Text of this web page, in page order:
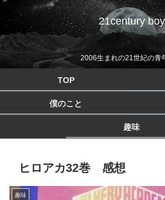
21century boy
2006生まれの21世紀の青
TOP
僕のこと
趣味
ヒロアカ32巻 感想
趣味